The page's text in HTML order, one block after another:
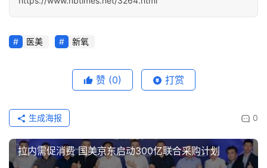
医美 新氧
赞 (0) 打赏
0
生成海报
拉内需促消费 国美京东启动300亿联合采购计划